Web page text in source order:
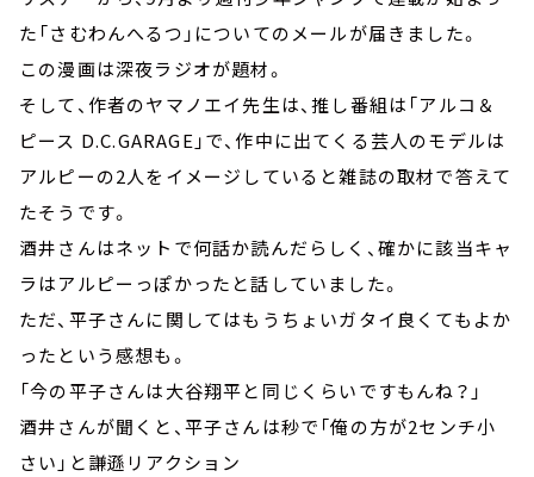
た「さむわんへるつ」についてのメールが届きました。
この漫画は深夜ラジオが題材。
そして、作者のヤマノエイ先生は、推し番組は「アルコ＆
ピース D.C.GARAGE」で、作中に出てくる芸人のモデルは
アルピーの2人をイメージしていると雑誌の取材で答えて
たそうです。
酒井さんはネットで何話か読んだらしく、確かに該当キャ
ラはアルピーっぽかったと話していました。
ただ、平子さんに関してはもうちょいガタイ良くてもよか
ったという感想も。
「今の平子さんは大谷翔平と同じくらいですもんね？」
酒井さんが聞くと、平子さんは秒で「俺の方が2センチ小
さい」と謙遜リアクション